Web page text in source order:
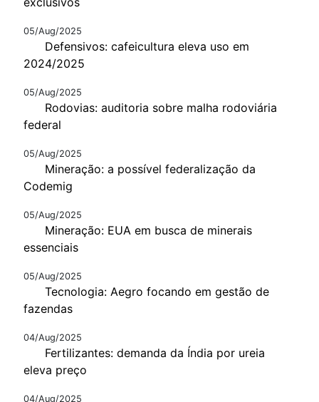
05/Aug/2025
Defensivos: cafeicultura eleva uso em
2024/2025
05/Aug/2025
Rodovias: auditoria sobre malha rodoviária
federal
05/Aug/2025
Mineração: a possível federalização da
Codemig
05/Aug/2025
Mineração: EUA em busca de minerais
essenciais
05/Aug/2025
Tecnologia: Aegro focando em gestão de
fazendas
04/Aug/2025
Fertilizantes: demanda da Índia por ureia
eleva preço
04/Aug/2025